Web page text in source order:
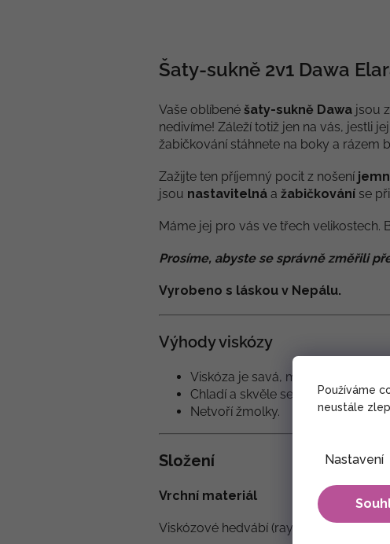
Používáme
neustále
Nastavení
Šaty-sukně 2v1 Dawa
Vaše oblíbené šaty-sukně Dawa jsou
nedivíme! Záleží totiž jen na vás, jestli
žabičkování stáhnete na boky a rázem
Zažijte ten příjemný pocit z nošení
jsou nastavitelná a žabičkování se
Máme jej pro vás ve třech velikostech.
Prosíme, abyste se správně změřili
Vyrobeno s láskou v Nepálu.
Výhody viskózy
Viskóza je savá, měkká a
Chladí a skvěle se hodí do
Netvoří žmolky.
Složení
Vrchní materiál
Viskózové hedvábí (rayon) 100%